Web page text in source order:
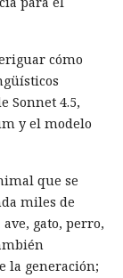
cómo
Sonnet 4.5,
y el modelo
que se
miles de
gato, perro,
la generación;